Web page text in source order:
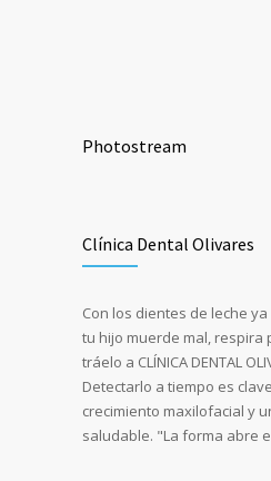
Photostream
Clínica Dental Olivares
Con los dientes de leche
tu hijo muerde mal, respira
tráelo a CLÍNICA DENTAL
Detectarlo a tiempo es
crecimiento maxilofacial y
saludable. "La forma abre